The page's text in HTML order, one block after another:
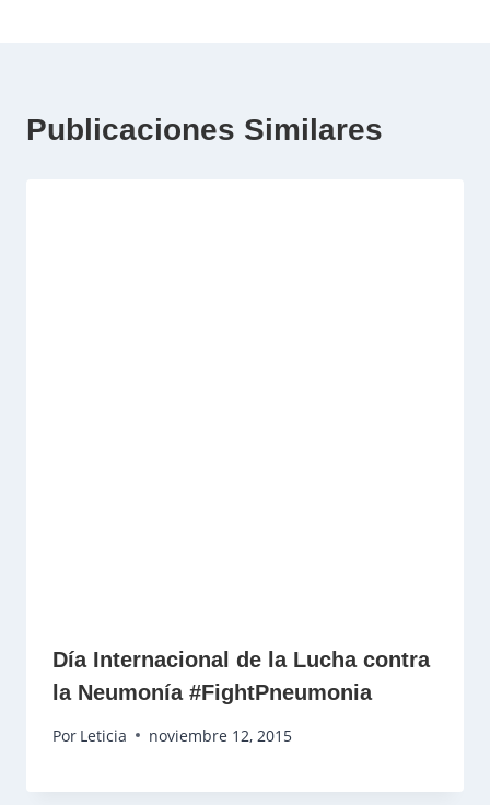
Publicaciones Similares
Día Internacional de la Lucha contra
la Neumonía #FightPneumonia
Por Leticia noviembre 12, 2015